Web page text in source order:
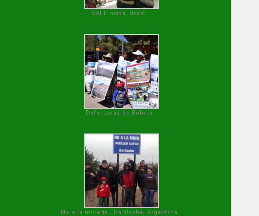
VALE mata, Brasil
Defensoras de Bolivia
No a la minería , Bariloche, Argentina